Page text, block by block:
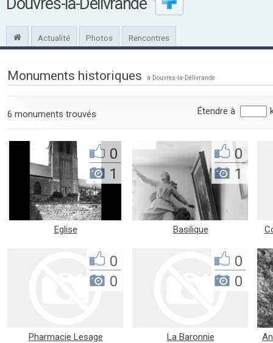
Actualité Photos Rencontres
Monuments historiques à Douvres-la-Délivrande
Étendre à
6 monuments trouvés
Eglise
0
1
Basilique
0
1
Pharmacie Lesage
0
0
La Baronnie
0
0